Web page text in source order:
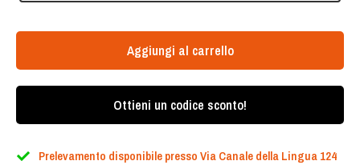
Aggiungi al carrello
Ottieni un codice sconto!
Prelevamento disponibile presso Via Canale della Lingua 124